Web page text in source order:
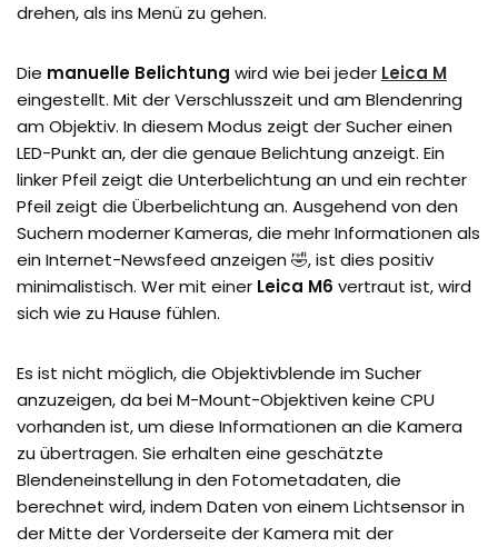
drehen, als ins Menü zu gehen.
Die manuelle Belichtung wird wie bei jeder Leica M
eingestellt. Mit der Verschlusszeit und am Blendenring
am Objektiv. In diesem Modus zeigt der Sucher einen
LED-Punkt an, der die genaue Belichtung anzeigt. Ein
linker Pfeil zeigt die Unterbelichtung an und ein rechter
Pfeil zeigt die Überbelichtung an. Ausgehend von den
Suchern moderner Kameras, die mehr Informationen als
ein Internet-Newsfeed anzeigen 🤣, ist dies positiv
minimalistisch. Wer mit einer Leica M6 vertraut ist, wird
sich wie zu Hause fühlen.
Es ist nicht möglich, die Objektivblende im Sucher
anzuzeigen, da bei M-Mount-Objektiven keine CPU
vorhanden ist, um diese Informationen an die Kamera
zu übertragen. Sie erhalten eine geschätzte
Blendeneinstellung in den Fotometadaten, die
berechnet wird, indem Daten von einem Lichtsensor in
der Mitte der Vorderseite der Kamera mit der